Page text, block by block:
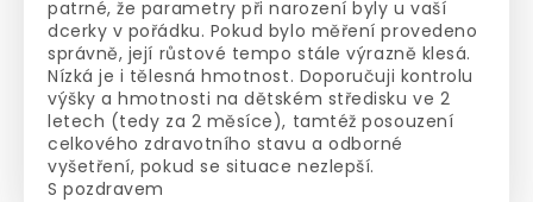
patrné, že parametry při narození byly u vaší
dcerky v pořádku. Pokud bylo měření provedeno
správně, její růstové tempo stále výrazně klesá.
Nízká je i tělesná hmotnost. Doporučuji kontrolu
výšky a hmotnosti na dětském středisku ve 2
letech (tedy za 2 měsíce), tamtéž posouzení
celkového zdravotního stavu a odborné
vyšetření, pokud se situace nezlepší.
S pozdravem